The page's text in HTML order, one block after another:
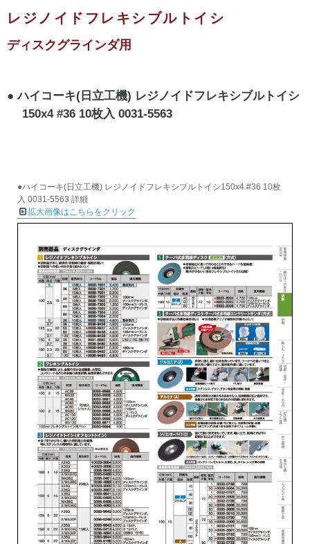
レジノイドフレキシブルトイシ
ディスクグラインダ用
ハイコーキ(日立工機) レジノイドフレキシブルトイシ
150x4 #36 10枚入 0031-5563
●ハイコーキ(日立工機) レジノイドフレキシブルトイシ150x4 #36 10枚
入 0031-5563 詳細
拡大画像はこちらをクリック